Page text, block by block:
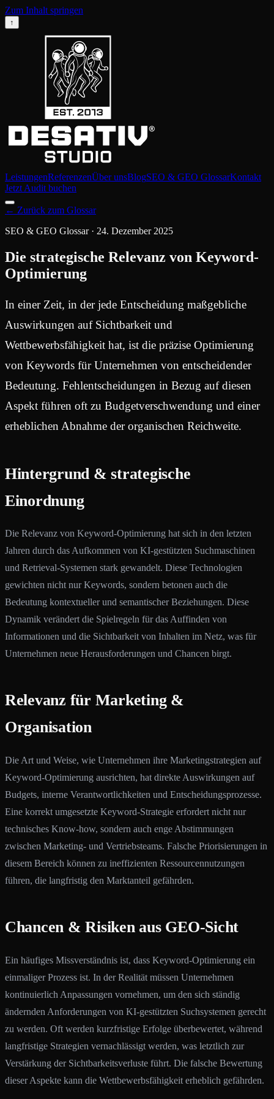
Zum Inhalt springen
↑
LeistungenReferenzenÜber unsBlogSEO & GEO GlossarKontakt
Jetzt Audit buchen
← Zurück zum Glossar
SEO & GEO Glossar· 24. Dezember 2025
Die strategische Relevanz von Keyword-
Optimierung
In einer Zeit, in der jede Entscheidung maßgebliche
Auswirkungen auf Sichtbarkeit und
Wettbewerbsfähigkeit hat, ist die präzise Optimierung
von Keywords für Unternehmen von entscheidender
Bedeutung. Fehlentscheidungen in Bezug auf diesen
Aspekt führen oft zu Budgetverschwendung und einer
erheblichen Abnahme der organischen Reichweite.
Hintergrund & strategische
Einordnung
Die Relevanz von Keyword-Optimierung hat sich in den letzten
Jahren durch das Aufkommen von KI-gestützten Suchmaschinen
und Retrieval-Systemen stark gewandelt. Diese Technologien
gewichten nicht nur Keywords, sondern betonen auch die
Bedeutung kontextueller und semantischer Beziehungen. Diese
Dynamik verändert die Spielregeln für das Auffinden von
Informationen und die Sichtbarkeit von Inhalten im Netz, was für
Unternehmen neue Herausforderungen und Chancen birgt.
Relevanz für Marketing &
Organisation
Die Art und Weise, wie Unternehmen ihre Marketingstrategien auf
Keyword-Optimierung ausrichten, hat direkte Auswirkungen auf
Budgets, interne Verantwortlichkeiten und Entscheidungsprozesse.
Eine korrekt umgesetzte Keyword-Strategie erfordert nicht nur
technisches Know-how, sondern auch enge Abstimmungen
zwischen Marketing- und Vertriebsteams. Falsche Priorisierungen in
diesem Bereich können zu ineffizienten Ressourcennutzungen
führen, die langfristig den Marktanteil gefährden.
Chancen & Risiken aus GEO-Sicht
Ein häufiges Missverständnis ist, dass Keyword-Optimierung ein
einmaliger Prozess ist. In der Realität müssen Unternehmen
kontinuierlich Anpassungen vornehmen, um den sich ständig
ändernden Anforderungen von KI-gestützten Suchsystemen gerecht
zu werden. Oft werden kurzfristige Erfolge überbewertet, während
langfristige Strategien vernachlässigt werden, was letztlich zur
Verstärkung der Sichtbarkeitsverluste führt. Die falsche Bewertung
dieser Aspekte kann die Wettbewerbsfähigkeit erheblich gefährden.